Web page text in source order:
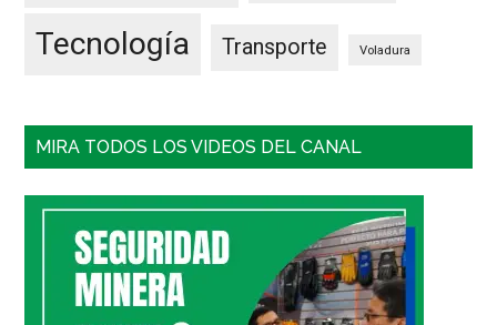
Tecnología Transporte Voladura
MIRA TODOS LOS VIDEOS DEL CANAL